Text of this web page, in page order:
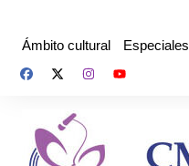
Ámbito cultural Especiales